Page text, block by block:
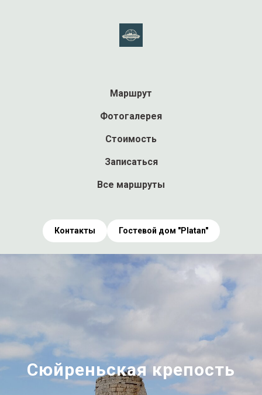
Маршрут
Фотогалерея
Стоимость
Записаться
Все маршруты
Контакты Гостевой дом "Platan"
Сюйреньская крепость